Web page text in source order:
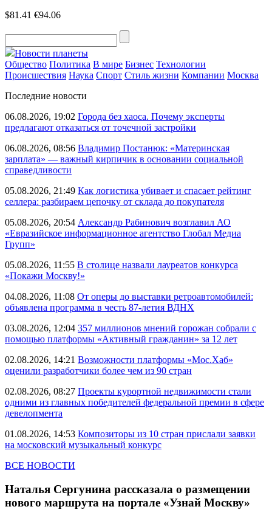
$81.41 €94.06
Новости планеты
Общество Политика В мире Бизнес Технологии
Происшествия Наука Спорт Стиль жизни Компании Москва
Последние новости
06.08.2026, 19:02 Города без хаоса. Почему эксперты
предлагают отказаться от точечной застройки
06.08.2026, 08:56 Владимир Постанюк: «Материнская
зарплата» — важный кирпичик в основании социальной
справедливости
05.08.2026, 21:49 Как логистика убивает и спасает рейтинг
селлера: разбираем цепочку от склада до покупателя
05.08.2026, 20:54 Александр Рабинович возглавил АО
«Евразийское информационное агентство Глобал Медиа
Групп»
05.08.2026, 11:55 В столице назвали лауреатов конкурса
«Покажи Москву!»
04.08.2026, 11:08 От оперы до выставки ретроавтомобилей:
объявлена программа в честь 87-летия ВДНХ
03.08.2026, 12:04 357 миллионов мнений горожан собрали с
помощью платформы «Активный гражданин» за 12 лет
02.08.2026, 14:21 Возможности платформы «Мос.Хаб»
оценили разработчики более чем из 90 стран
02.08.2026, 08:27 Проекты курортной недвижимости стали
одними из главных победителей федеральной премии в сфере
девелопмента
01.08.2026, 14:53 Композиторы из 10 стран прислали заявки
на московский музыкальный конкурс
ВСЕ НОВОСТИ
Наталья Сергунина рассказала о размещении
нового маршрута на портале «Узнай Москву»